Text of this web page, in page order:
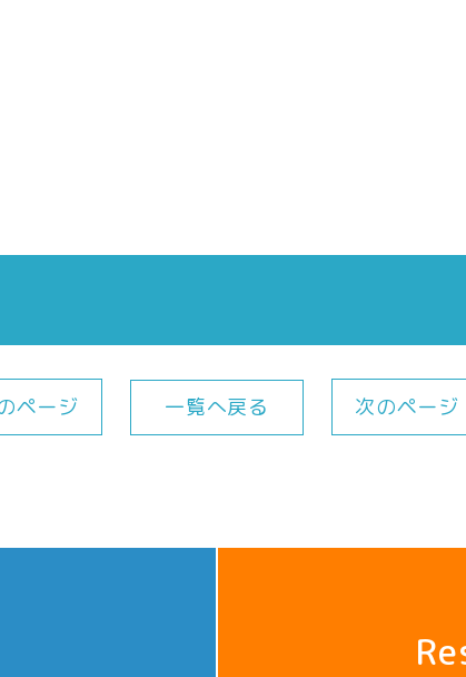
ページ 一覧へ戻る 次のページ